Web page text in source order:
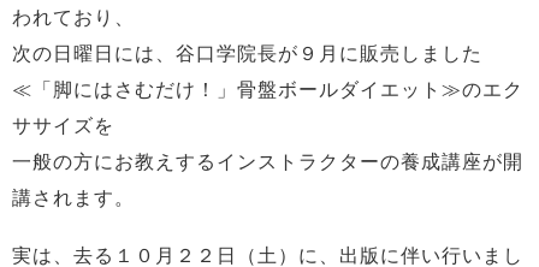
われており、
次の日曜日には、谷口学院長が９月に販売しました
≪「脚にはさむだけ！」骨盤ボールダイエット≫のエク
ササイズを
一般の方にお教えするインストラクターの養成講座が開
講されます。
実は、去る１０月２２日（土）に、出版に伴い行いまし